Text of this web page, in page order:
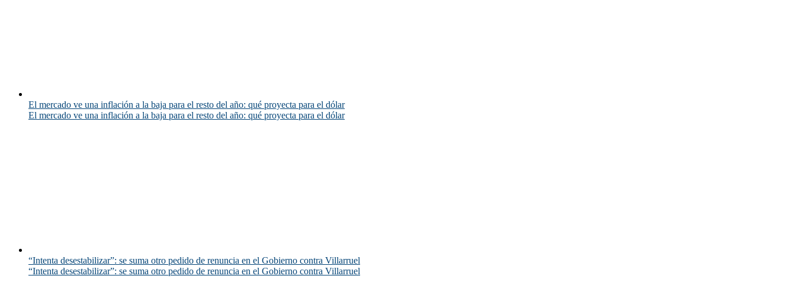
El mercado ve una inflación a la baja para el resto del año: qué proyecta para el dólar
El mercado ve una inflación a la baja para el resto del año: qué proyecta para el dólar
“Intenta desestabilizar”: se suma otro pedido de renuncia en el Gobierno contra Villarruel
“Intenta desestabilizar”: se suma otro pedido de renuncia en el Gobierno contra Villarruel